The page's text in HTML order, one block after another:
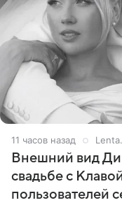
11 часов назад
Внешний вид
свадьбе с
пользователей